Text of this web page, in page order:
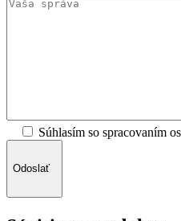
Súhlasím so spracovaním
Odoslať